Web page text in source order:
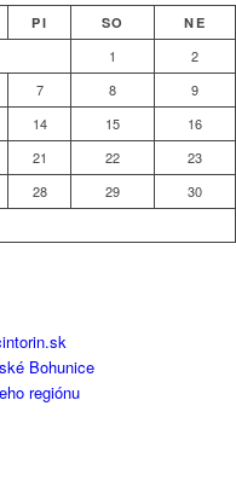
PI SO NE
1
2
7 8
9
14 15
16
21 22
23
28 29
30
Bohunice
regiónu